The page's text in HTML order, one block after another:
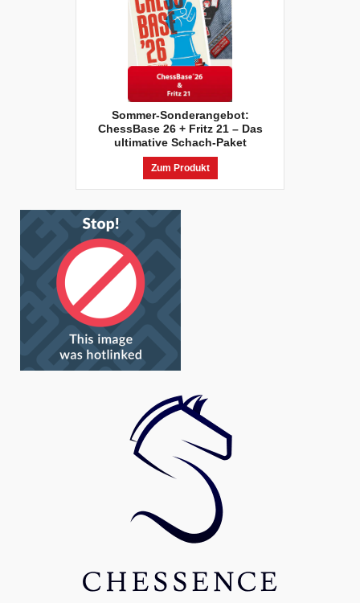
Sommer-Sonderangebot:
ChessBase 26 + Fritz 21 – Das
ultimative Schach-Paket
Zum Produkt